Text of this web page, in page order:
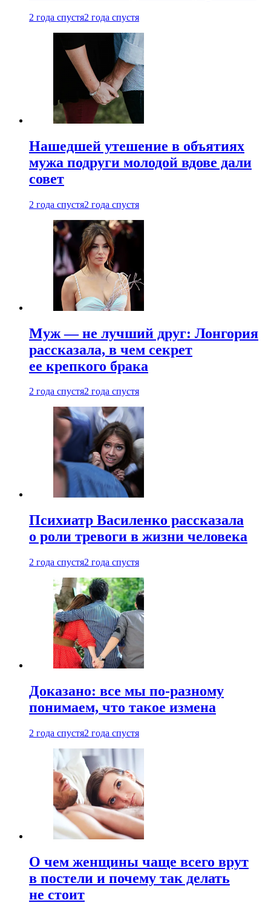
2 года спустя2 года спустя
Нашедшей утешение в объятиях
мужа подруги молодой вдове дали
совет
2 года спустя2 года спустя
Муж — не лучший друг: Лонгория
рассказала, в чем секрет
ее крепкого брака
2 года спустя2 года спустя
Психиатр Василенко рассказала
о роли тревоги в жизни человека
2 года спустя2 года спустя
Доказано: все мы по-разному
понимаем, что такое измена
2 года спустя2 года спустя
О чем женщины чаще всего врут
в постели и почему так делать
не стоит